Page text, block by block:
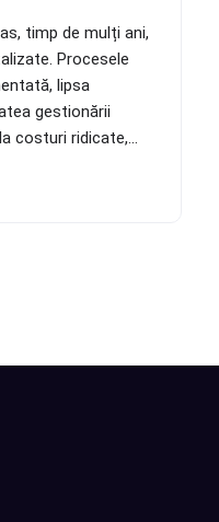
timp de mulți ani,
Procesele
lipsa
gestionării
costuri ridicate,...